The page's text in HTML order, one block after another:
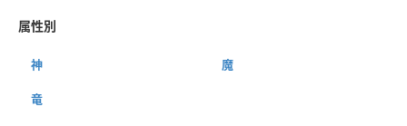
属性別
神 魔
竜